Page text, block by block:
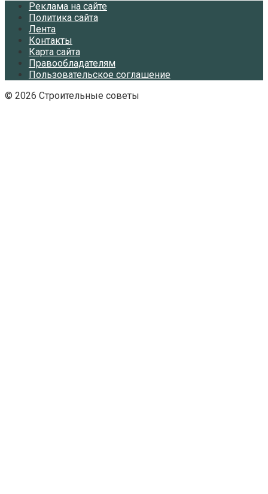
Реклама на сайте
Политика сайта
Лента
Контакты
Карта сайта
Правообладателям
Пользовательское соглашение
© 2026 Строительные советы